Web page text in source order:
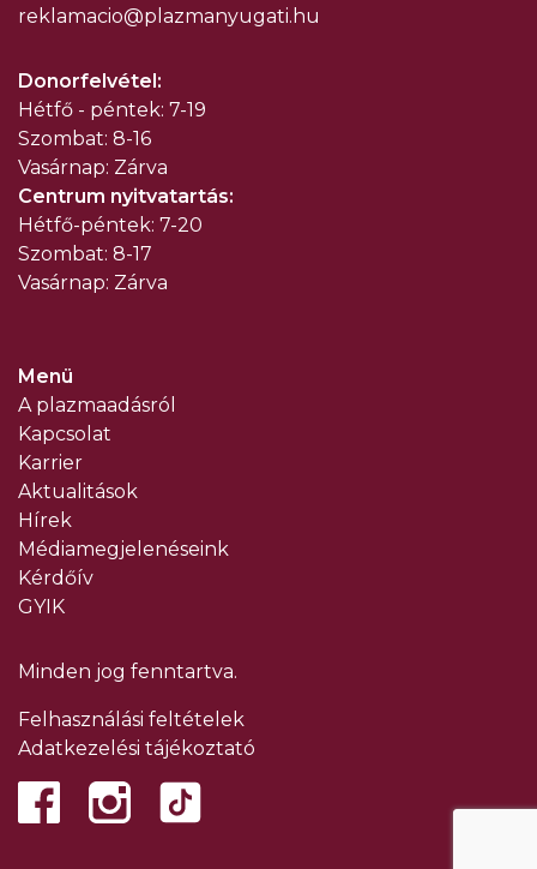
reklamacio@plazmanyugati.hu
Donorfelvétel:
Hétfő - péntek: 7-19
Szombat: 8-16
Vasárnap: Zárva
Centrum nyitvatartás:
Hétfő-péntek: 7-20
Szombat: 8-17
Vasárnap: Zárva
Menü
A plazmaadásról
Kapcsolat
Karrier
Aktualitások
Hírek
Médiamegjelenéseink
Kérdőív
GYIK
Minden jog fenntartva.
Felhasználási feltételek
Adatkezelési tájékoztató